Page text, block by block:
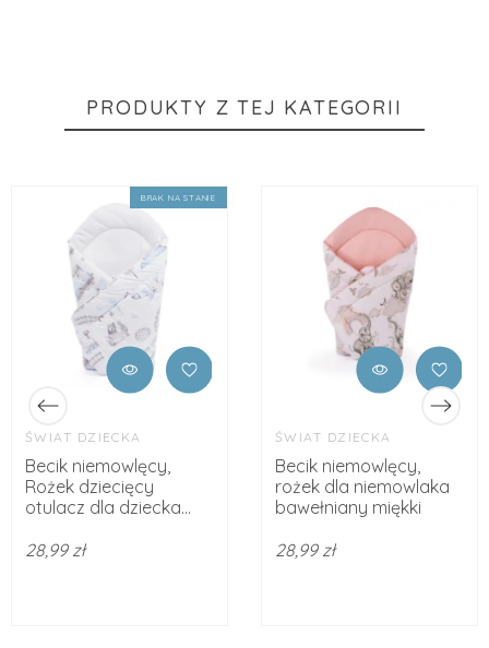
PRODUKTY Z TEJ KATEGORII
ŚWIAT DZIECKA
Becik niemowlęcy,
Rożek dziecięcy
otulacz dla dziecka...
28,99 zł
BRAK NA STANIE
ŚWIAT DZIECKA
Becik niemowlęcy,
rożek dla niemowlaka
bawełniany miękki
28,99 zł